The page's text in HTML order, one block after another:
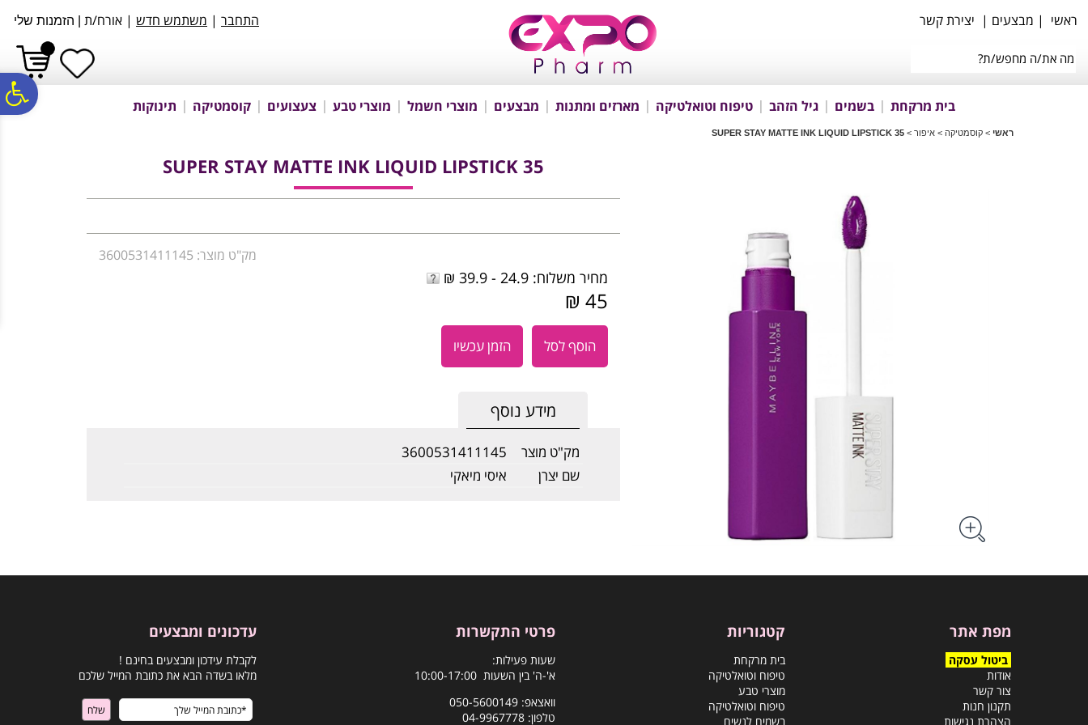
נגישות
אתר
המרכזי
ראשי | מבצעים | יצירת קשר התחבר | משתמש חדש | אורח/ת הזמנות שלי
בית מרקחת בשמים גיל הזהב טיפוח וטואלטיקה מארזים ומתנות מבצעים מוצרי חשמל מוצרי טבע צעצועים קוסמטיקה תינוקות
ראשי > קוסמטיקה > איפור >
SUPER STAY MATTE INK LIQUID LIPSTICK 35
SUPER STAY MATTE INK LIQUID LIPSTICK 35
מק"ט מוצר: 3600531411145
מחיר משלוח: 24.9 - 39.9 ₪
45 ₪
הוסף לסל הזמן עכשיו
מידע נוסף
מק"ט מוצר
3600531411145
שם יצרן
איסי מיאקי
מפת אתר
ביטול עסקה
אודות
צור קשר
תקנון חנות
הצהרת נגישות
קטגוריות
בית מרקחת
טיפוח וטואלטיקה
מוצרי טבע
טיפוח וטואלטיקה
בשמים לנשים
פרטי התקשרות
שעות פעילות:
א'-ה' בין השעות 10:00-17:00
וואצאפ: 050-5600149
טלפון: 04-9967778
עדכונים ומבצעים
לקבלת עידכון ומבצעים בחינם !
מלאו בשדה הבא את כתובת המייל שלכם